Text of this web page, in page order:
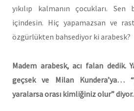
yıkılıp kalmanın çocukları.
içindesin. Hiç yapamazsan ve
özgürlükten bahsediyor ki arabesk?
Madem arabesk, acı falan dedik.
geçsek ve Milan Kundera’ya…
yaralarsa orası kimliğiniz olur”